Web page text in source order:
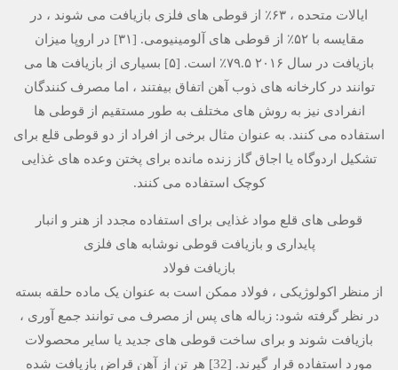
ایالات متحده ، ۶۳٪ از قوطی های فلزی بازیافت می شوند ، در
مقایسه با ۵۲٪ از قوطی های آلومینیومی. [۳۱] در اروپا میزان
بازیافت در سال ۲۰۱۶ ۷۹.۵٪ است. [۵] بسیاری از بازیافت ها می
توانند در کارخانه های ذوب آهن اتفاق بیفتند ، اما مصرف کنندگان
انفرادی نیز به روش های مختلف به طور مستقیم از قوطی ها
استفاده می کنند. به عنوان مثال برخی از افراد از دو قوطی قلع برای
تشکیل اردوگاه یا اجاق گاز زنده مانده برای پختن وعده های غذایی
کوچک استفاده می کنند.
قوطی های قلع مواد غذایی برای استفاده مجدد از هنر و انبار
پایداری و بازیافت قوطی نوشابه های فلزی
بازیافت فولاد
از منظر اکولوژیکی ، فولاد ممکن است به عنوان یک ماده حلقه بسته
در نظر گرفته شود: زباله های پس از مصرف می توانند جمع آوری ،
بازیافت شوند و برای ساخت قوطی های جدید یا سایر محصولات
مورد استفاده قرار گیرند. [32] هر تن از آهن قراض بازیافت شده